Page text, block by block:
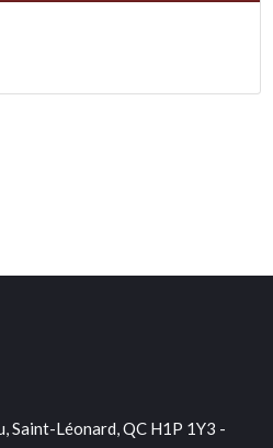
Saint-Léonard, QC H1P 1Y3 -